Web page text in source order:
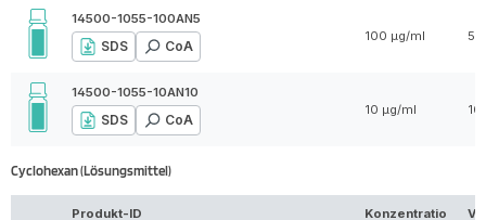
14500-1055-100AN5
SDS CoA
100 µg/ml 5
14500-1055-10AN10
SDS CoA
10 µg/ml 10
Cyclohexan (Lösungsmittel)
Produkt-ID
Konzentratio